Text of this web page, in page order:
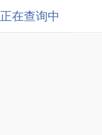
正在查询中